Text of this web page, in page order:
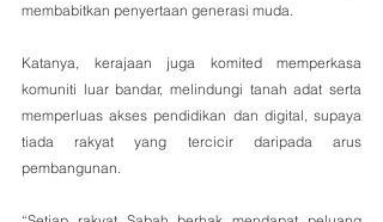
membabitkan penyertaan generasi muda.
Katanya, kerajaan juga komited memperkasa
komuniti luar bandar, melindungi tanah adat serta
memperluas akses pendidikan dan digital, supaya
tiada rakyat yang tercicir daripada arus
pembangunan.